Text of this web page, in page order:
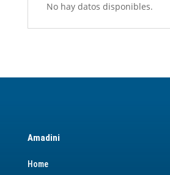
No hay datos disponibles.
Amadini
Home